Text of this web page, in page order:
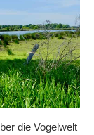
die Vogelwelt